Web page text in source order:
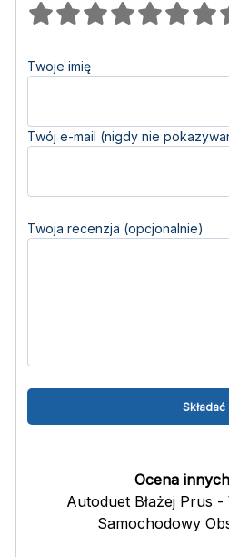
Twoje imię
Twój e-mail (nigdy nie
Twoja recenzja (opcjonalnie)
Ocena
Autoduet Błażej Prus -
Samochodowy